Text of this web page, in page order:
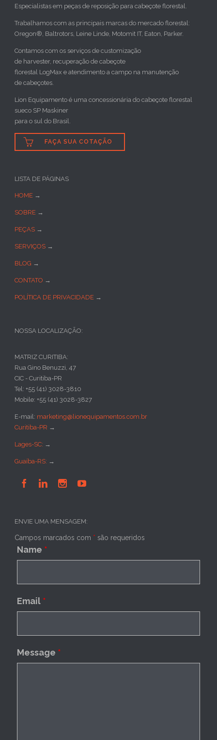
Especialistas em peças de reposição para cabeçote florestal.
Trabalhamos com as principais marcas do mercado florestal:
Oregon®, Baltrotors, Leine Linde, Motomit IT, Eaton, Parker.
Contamos com os serviços de customização
de harvester, recuperação de cabeçote
florestal LogMax e atendimento a campo na manutenção
de cabeçotes.
Lion Equipamento é uma concessionária do cabeçote florestal
sueco SP Maskiner
para o sul do Brasil.
 FAÇA SUA COTAÇÃO
LISTA DE PÁGINAS
HOME →
SOBRE →
PEÇAS →
SERVIÇOS →
BLOG →
CONTATO →
POLÍTICA DE PRIVACIDADE →
NOSSA LOCALIZAÇÃO:
MATRIZ CURITIBA:
Rua Gino Benuzzi, 47
CIC - Curitiba-PR
Tel: +55 (41) 3028-3810
Mobile: +55 (41) 3028-3827
E-mail: marketing@lionequipamentos.com.br
Curitiba-PR →
Lages-SC: →
Guaíba-RS: →
   
ENVIE UMA MENSAGEM:
Campos marcados com * são requeridos
Name *
Email *
Message *